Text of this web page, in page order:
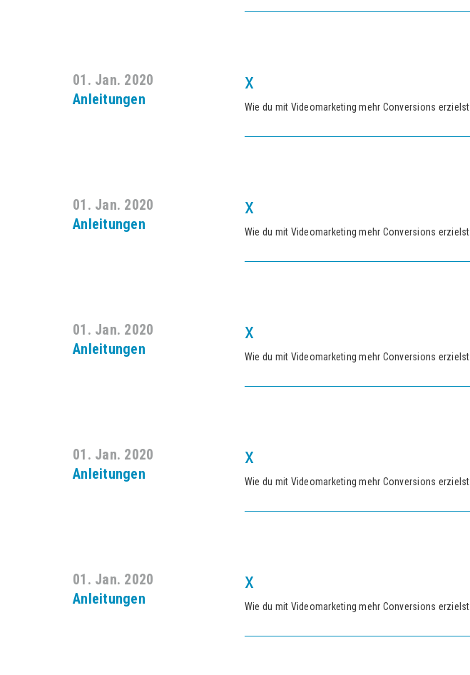
01. Jan. 2020
Anleitungen
x
Wie du mit Videomarketing mehr Conversions erzielst
01. Jan. 2020
Anleitungen
x
Wie du mit Videomarketing mehr Conversions erzielst
01. Jan. 2020
Anleitungen
x
Wie du mit Videomarketing mehr Conversions erzielst
01. Jan. 2020
Anleitungen
x
Wie du mit Videomarketing mehr Conversions erzielst
01. Jan. 2020
Anleitungen
x
Wie du mit Videomarketing mehr Conversions erzielst